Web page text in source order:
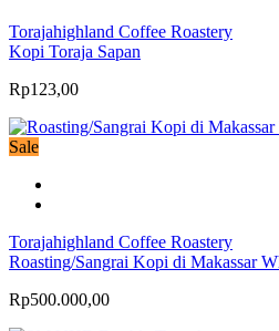
Torajahighland Coffee Roastery
Kopi Toraja Sapan
Rp123,00
Sale
Torajahighland Coffee Roastery
Roasting/Sangrai Kopi di Makassar
Rp500.000,00